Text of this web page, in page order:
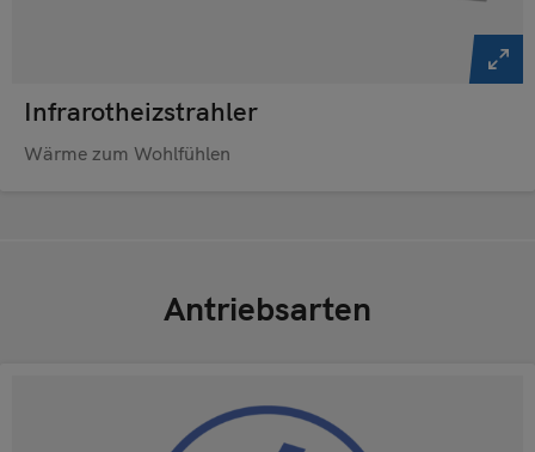
Infrarotheizstrahler
Wärme zum Wohlfühlen
Antriebsarten